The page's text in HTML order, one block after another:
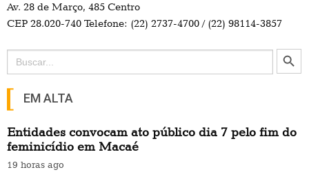
Av. 28 de Março, 485 Centro
CEP 28.020-740 Telefone: (22) 2737-4700 / (22) 98114-3857
Search
for:
Search Button
EM ALTA
Entidades convocam ato público dia 7 pelo fim do
feminicídio em Macaé
19 horas ago